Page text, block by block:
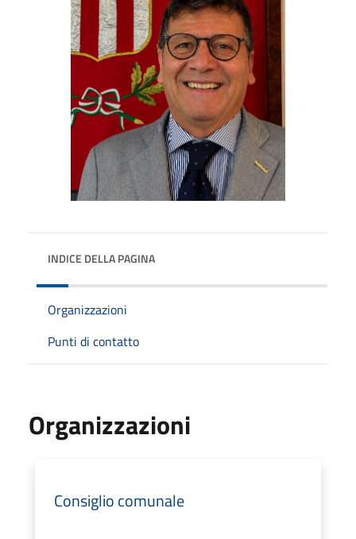
INDICE DELLA PAGINA
Organizzazioni
Punti di contatto
Organizzazioni
Consiglio comunale